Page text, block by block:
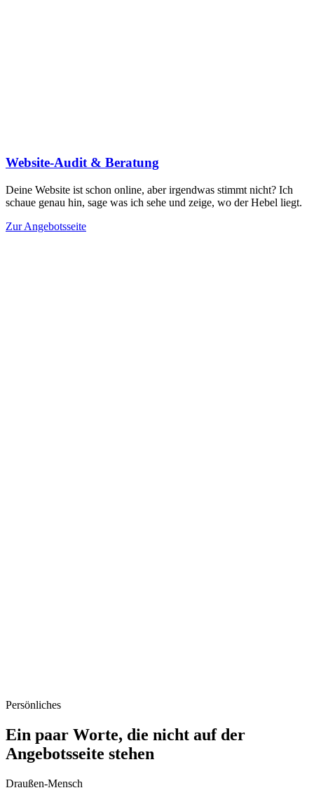
Website-Audit & Beratung
Deine Website ist schon online, aber irgendwas stimmt nicht? Ich
schaue genau hin, sage was ich sehe und zeige, wo der Hebel liegt.
Zur Angebotsseite
Persönliches
Ein paar Worte, die nicht auf der
Angebotsseite stehen
Draußen-Mensch